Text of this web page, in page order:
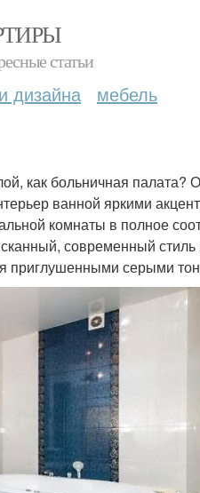
статьи
дизайна мебель
как больничная палата?
ванной яркими
комнаты в полное
современный
приглушенными серыми